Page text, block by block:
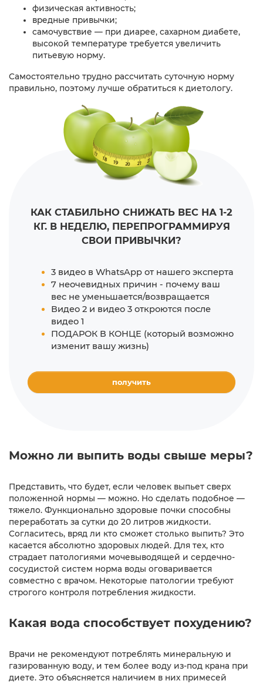
физическая активность;
вредные привычки;
самочувствие — при диарее, сахарном диабете,
высокой температуре требуется увеличить
питьевую норму.
Самостоятельно трудно рассчитать суточную норму
правильно, поэтому лучше обратиться к диетологу.
КАК СТАБИЛЬНО СНИЖАТЬ ВЕС НА 1-2
КГ. В НЕДЕЛЮ,ПЕРЕПРОГРАММИРУЯ
СВОИ ПРИВЫЧКИ?
получить
3 видео в WhatsApp от нашего эксперта
7 неочевидных причин - почему ваш
вес не уменьшается/возвращается
Видео 2 и видео 3 откроются после
видео 1
ПОДАРОК В КОНЦЕ (который возможно
изменит вашу жизнь)
Можно ли выпить воды свыше меры?
Представить, что будет, если человек выпьет сверх
положенной нормы — можно. Но сделать подобное —
тяжело. Функционально здоровые почки способны
переработать за сутки до 20 литров жидкости.
Согласитесь, вряд ли кто сможет столько выпить? Это
касается абсолютно здоровых людей. Для тех, кто
страдает патологиями мочевыводящей и сердечно-
сосудистой систем норма воды оговаривается
совместно с врачом. Некоторые патологии требуют
строгого контроля потребления жидкости.
Какая вода способствует похудению?
Врачи не рекомендуют потреблять минеральную и
газированную воду, и тем более воду из-под крана при
диете. Это объясняется наличием в них примесей